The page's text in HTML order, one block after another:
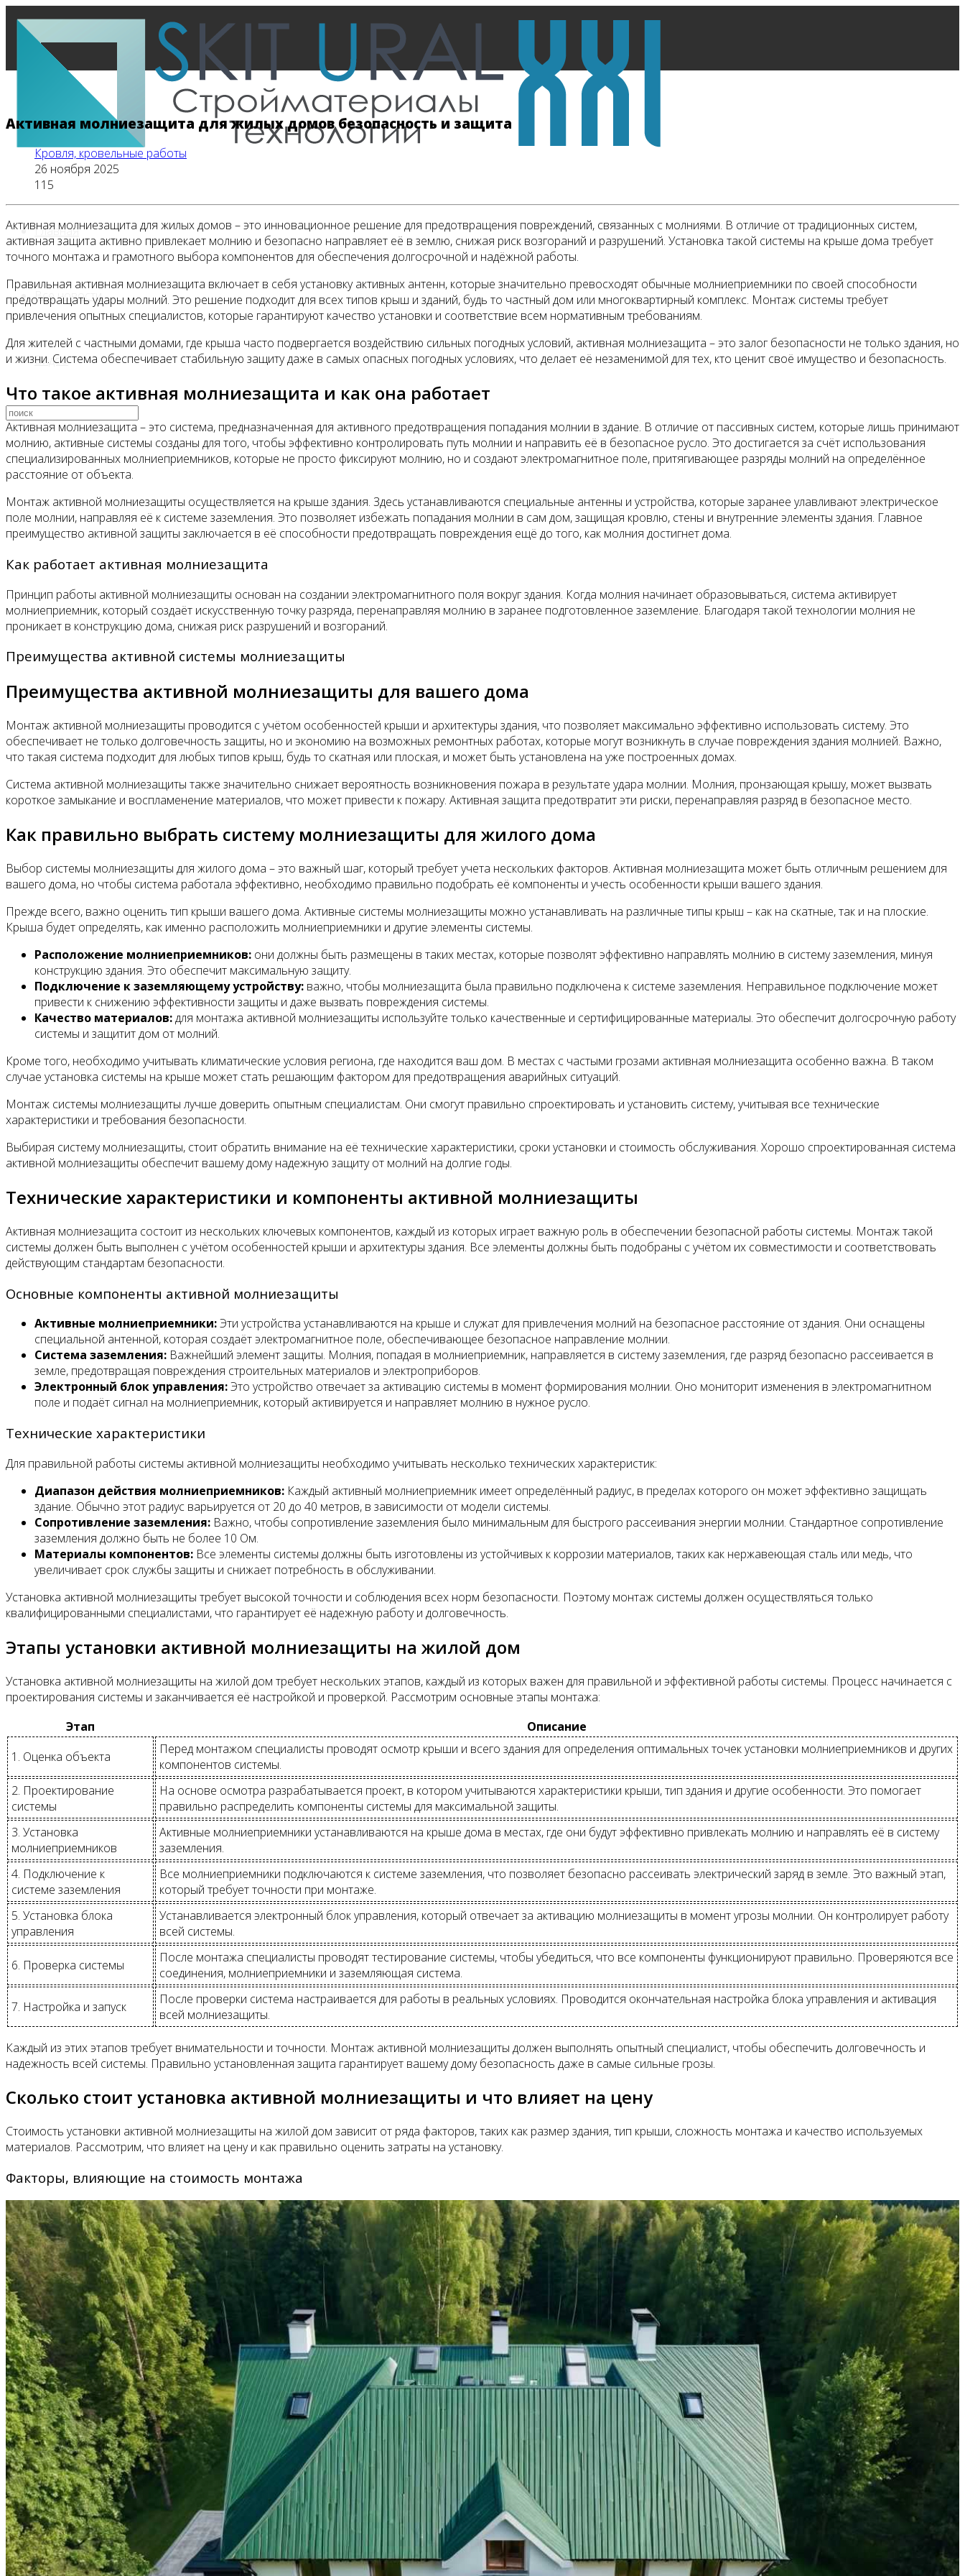
Главная
Все новости
Видео
Активная молниезащита для жилых домов безопасность и защита
Кровля, кровельные работы
26 ноября 2025
115
Активная молниезащита для жилых домов – это инновационное решение для предотвращения повреждений, связанных с молниями. В отличие от традиционных систем,
активная защита активно привлекает молнию и безопасно направляет её в землю, снижая риск возгораний и разрушений. Установка такой системы на крыше дома требует
точного монтажа и грамотного выбора компонентов для обеспечения долгосрочной и надёжной работы.
Правильная активная молниезащита включает в себя установку активных антенн, которые значительно превосходят обычные молниеприемники по своей способности
предотвращать удары молний. Это решение подходит для всех типов крыш и зданий, будь то частный дом или многоквартирный комплекс. Монтаж системы требует
привлечения опытных специалистов, которые гарантируют качество установки и соответствие всем нормативным требованиям.
Для жителей с частными домами, где крыша часто подвергается воздействию сильных погодных условий, активная молниезащита – это залог безопасности не только здания, но
и жизни. Система обеспечивает стабильную защиту даже в самых опасных погодных условиях, что делает её незаменимой для тех, кто ценит своё имущество и безопасность.
Что такое активная молниезащита и как она работает
Активная молниезащита – это система, предназначенная для активного предотвращения попадания молнии в здание. В отличие от пассивных систем, которые лишь принимают
молнию, активные системы созданы для того, чтобы эффективно контролировать путь молнии и направить её в безопасное русло. Это достигается за счёт использования
специализированных молниеприемников, которые не просто фиксируют молнию, но и создают электромагнитное поле, притягивающее разряды молний на определённое
расстояние от объекта.
Монтаж активной молниезащиты осуществляется на крыше здания. Здесь устанавливаются специальные антенны и устройства, которые заранее улавливают электрическое
поле молнии, направляя её к системе заземления. Это позволяет избежать попадания молнии в сам дом, защищая кровлю, стены и внутренние элементы здания. Главное
преимущество активной защиты заключается в её способности предотвращать повреждения ещё до того, как молния достигнет дома.
Как работает активная молниезащита
Принцип работы активной молниезащиты основан на создании электромагнитного поля вокруг здания. Когда молния начинает образовываться, система активирует
молниеприемник, который создаёт искусственную точку разряда, перенаправляя молнию в заранее подготовленное заземление. Благодаря такой технологии молния не
проникает в конструкцию дома, снижая риск разрушений и возгораний.
Преимущества активной системы молниезащиты
Преимущества активной молниезащиты для вашего дома
Монтаж активной молниезащиты проводится с учётом особенностей крыши и архитектуры здания, что позволяет максимально эффективно использовать систему. Это
обеспечивает не только долговечность защиты, но и экономию на возможных ремонтных работах, которые могут возникнуть в случае повреждения здания молнией. Важно,
что такая система подходит для любых типов крыш, будь то скатная или плоская, и может быть установлена на уже построенных домах.
Система активной молниезащиты также значительно снижает вероятность возникновения пожара в результате удара молнии. Молния, пронзающая крышу, может вызвать
короткое замыкание и воспламенение материалов, что может привести к пожару. Активная защита предотвратит эти риски, перенаправляя разряд в безопасное место.
Как правильно выбрать систему молниезащиты для жилого дома
Выбор системы молниезащиты для жилого дома – это важный шаг, который требует учета нескольких факторов. Активная молниезащита может быть отличным решением для
вашего дома, но чтобы система работала эффективно, необходимо правильно подобрать её компоненты и учесть особенности крыши вашего здания.
Прежде всего, важно оценить тип крыши вашего дома. Активные системы молниезащиты можно устанавливать на различные типы крыш – как на скатные, так и на плоские.
Крыша будет определять, как именно расположить молниеприемники и другие элементы системы.
Расположение молниеприемников: они должны быть размещены в таких местах, которые позволят эффективно направлять молнию в систему заземления, минуя
конструкцию здания. Это обеспечит максимальную защиту.
Подключение к заземляющему устройству: важно, чтобы молниезащита была правильно подключена к системе заземления. Неправильное подключение может
привести к снижению эффективности защиты и даже вызвать повреждения системы.
Качество материалов:для монтажа активной молниезащиты используйте только качественные и сертифицированные материалы. Это обеспечит долгосрочную работу
системы и защитит дом от молний.
Кроме того, необходимо учитывать климатические условия региона, где находится ваш дом. В местах с частыми грозами активная молниезащита особенно важна. В таком
случае установка системы на крыше может стать решающим фактором для предотвращения аварийных ситуаций.
Монтаж системы молниезащиты лучше доверить опытным специалистам. Они смогут правильно спроектировать и установить систему, учитывая все технические
характеристики и требования безопасности.
Выбирая систему молниезащиты, стоит обратить внимание на её технические характеристики, сроки установки и стоимость обслуживания. Хорошо спроектированная система
активной молниезащиты обеспечит вашему дому надежную защиту от молний на долгие годы.
Технические характеристики и компоненты активной молниезащиты
Активная молниезащита состоит из нескольких ключевых компонентов, каждый из которых играет важную роль в обеспечении безопасной работы системы. Монтаж такой
системы должен быть выполнен с учётом особенностей крыши и архитектуры здания. Все элементы должны быть подобраны с учётом их совместимости и соответствовать
действующим стандартам безопасности.
Основные компоненты активной молниезащиты
Активные молниеприемники:Эти устройства устанавливаются на крыше и служат для привлечения молний на безопасное расстояние от здания. Они оснащены
специальной антенной, которая создаёт электромагнитное поле, обеспечивающее безопасное направление молнии.
Система заземления: Важнейший элемент защиты. Молния, попадая в молниеприемник, направляется в систему заземления, где разряд безопасно рассеивается в
земле, предотвращая повреждения строительных материалов и электроприборов.
Электронный блок управления:Это устройство отвечает за активацию системы в момент формирования молнии. Оно мониторит изменения в электромагнитном
поле и подаёт сигнал на молниеприемник, который активируется и направляет молнию в нужное русло.
Технические характеристики
Для правильной работы системы активной молниезащиты необходимо учитывать несколько технических характеристик:
Диапазон действия молниеприемников: Каждый активный молниеприемник имеет определённый радиус, в пределах которого он может эффективно защищать
здание. Обычно этот радиус варьируется от 20 до 40 метров, в зависимости от модели системы.
Сопротивление заземления: Важно, чтобы сопротивление заземления было минимальным для быстрого рассеивания энергии молнии. Стандартное сопротивление
заземления должно быть не более 10 Ом.
Материалы компонентов: Все элементы системы должны быть изготовлены из устойчивых к коррозии материалов, таких как нержавеющая сталь или медь, что
увеличивает срок службы защиты и снижает потребность в обслуживании.
Установка активной молниезащиты требует высокой точности и соблюдения всех норм безопасности. Поэтому монтаж системы должен осуществляться только
квалифицированными специалистами, что гарантирует её надежную работу и долговечность.
Этапы установки активной молниезащиты на жилой дом
Установка активной молниезащиты на жилой дом требует нескольких этапов, каждый из которых важен для правильной и эффективной работы системы. Процесс начинается с
проектирования системы и заканчивается её настройкой и проверкой. Рассмотрим основные этапы монтажа:
Этап
Описание
1. Оценка объекта
Перед монтажом специалисты проводят осмотр крыши и всего здания для определения оптимальных точек установки молниеприемников и других
компонентов системы.
2. Проектирование
системы
На основе осмотра разрабатывается проект, в котором учитываются характеристики крыши, тип здания и другие особенности. Это помогает
правильно распределить компоненты системы для максимальной защиты.
3. Установка
молниеприемников
Активные молниеприемники устанавливаются на крыше дома в местах, где они будут эффективно привлекать молнию и направлять её в систему
заземления.
4. Подключение к
системе заземления
Все молниеприемники подключаются к системе заземления, что позволяет безопасно рассеивать электрический заряд в земле. Это важный этап,
который требует точности при монтаже.
5. Установка блока
управления
Устанавливается электронный блок управления, который отвечает за активацию молниезащиты в момент угрозы молнии. Он контролирует работу
всей системы.
6. Проверка системы
После монтажа специалисты проводят тестирование системы, чтобы убедиться, что все компоненты функционируют правильно. Проверяются все
соединения, молниеприемники и заземляющая система.
7. Настройка и запуск
После проверки система настраивается для работы в реальных условиях. Проводится окончательная настройка блока управления и активация
всей молниезащиты.
Каждый из этих этапов требует внимательности и точности. Монтаж активной молниезащиты должен выполнять опытный специалист, чтобы обеспечить долговечность и
надежность всей системы. Правильно установленная защита гарантирует вашему дому безопасность даже в самые сильные грозы.
Сколько стоит установка активной молниезащиты и что влияет на цену
Стоимость установки активной молниезащиты на жилой дом зависит от ряда факторов, таких как размер здания, тип крыши, сложность монтажа и качество используемых
материалов. Рассмотрим, что влияет на цену и как правильно оценить затраты на установку.
Факторы, влияющие на стоимость монтажа